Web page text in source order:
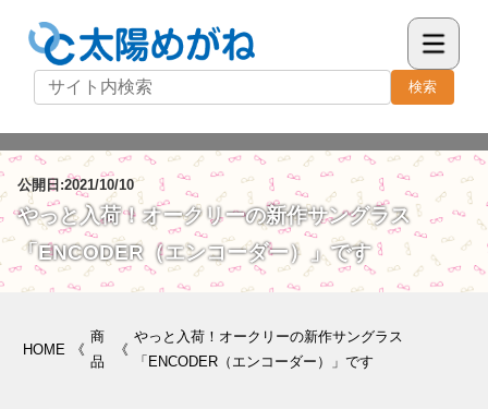
検索
公開日:2021/10/10
やっと入荷！オークリーの新作サングラス
「ENCODER（エンコーダー）」です
HOME 《
商
品
《
やっと入荷！オークリーの新作サングラス
「ENCODER（エンコーダー）」です